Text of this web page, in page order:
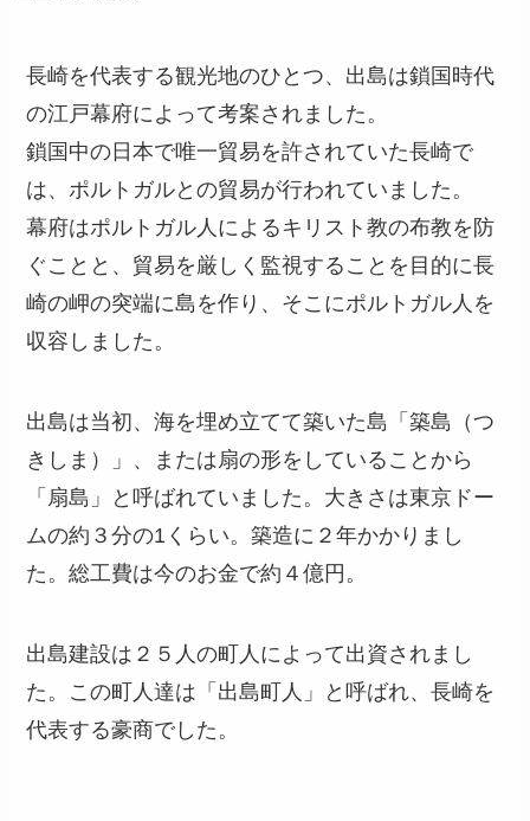
長崎を代表する観光地のひとつ、出島は鎖国時代
の江戸幕府によって考案されました。
鎖国中の日本で唯一貿易を許されていた長崎で
は、ポルトガルとの貿易が行われていました。
幕府はポルトガル人によるキリスト教の布教を防
ぐことと、貿易を厳しく監視することを目的に長
崎の岬の突端に島を作り、そこにポルトガル人を
収容しました。
出島は当初、海を埋め立てて築いた島「築島（つ
きしま）」、または扇の形をしていることから
「扇島」と呼ばれていました。大きさは東京ドー
ムの約３分の1くらい。築造に２年かかりまし
た。総工費は今のお金で約４億円。
出島建設は２５人の町人によって出資されまし
た。この町人達は「出島町人」と呼ばれ、長崎を
代表する豪商でした。